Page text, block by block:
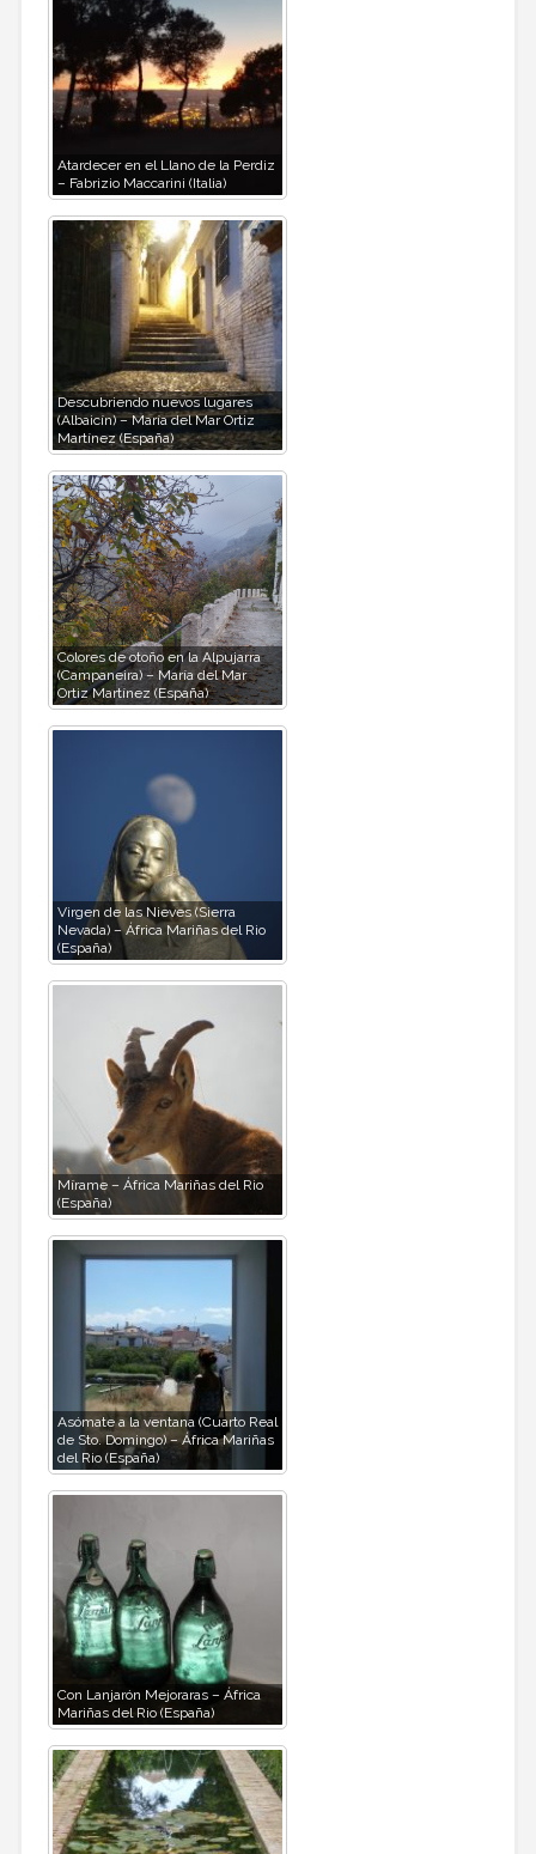
Atardecer en el Llano de la Perdiz
– Fabrizio Maccarini (Italia)
Descubriendo nuevos lugares
(Albaicín) – María del Mar Ortiz
Martínez (España)
Colores de otoño en la Alpujarra
(Campaneira) – María del Mar
Ortiz Martínez (España)
Virgen de las Nieves (Sierra
Nevada) – África Mariñas del Rio
(España)
Mírame – África Mariñas del Rio
(España)
Asómate a la ventana (Cuarto Real
de Sto. Domingo) – África Mariñas
del Rio (España)
Con Lanjarón Mejoraras – África
Mariñas del Rio (España)